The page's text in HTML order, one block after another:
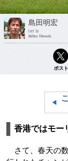
島田明宏
text by
Akihiro Shimada
ポスト
香港ではモー
さて、春天の